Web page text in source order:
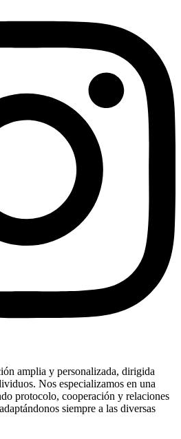
amplia y personalizada, dirigida
Nos especializamos en una
protocolo, cooperación y relaciones
siempre a las diversas